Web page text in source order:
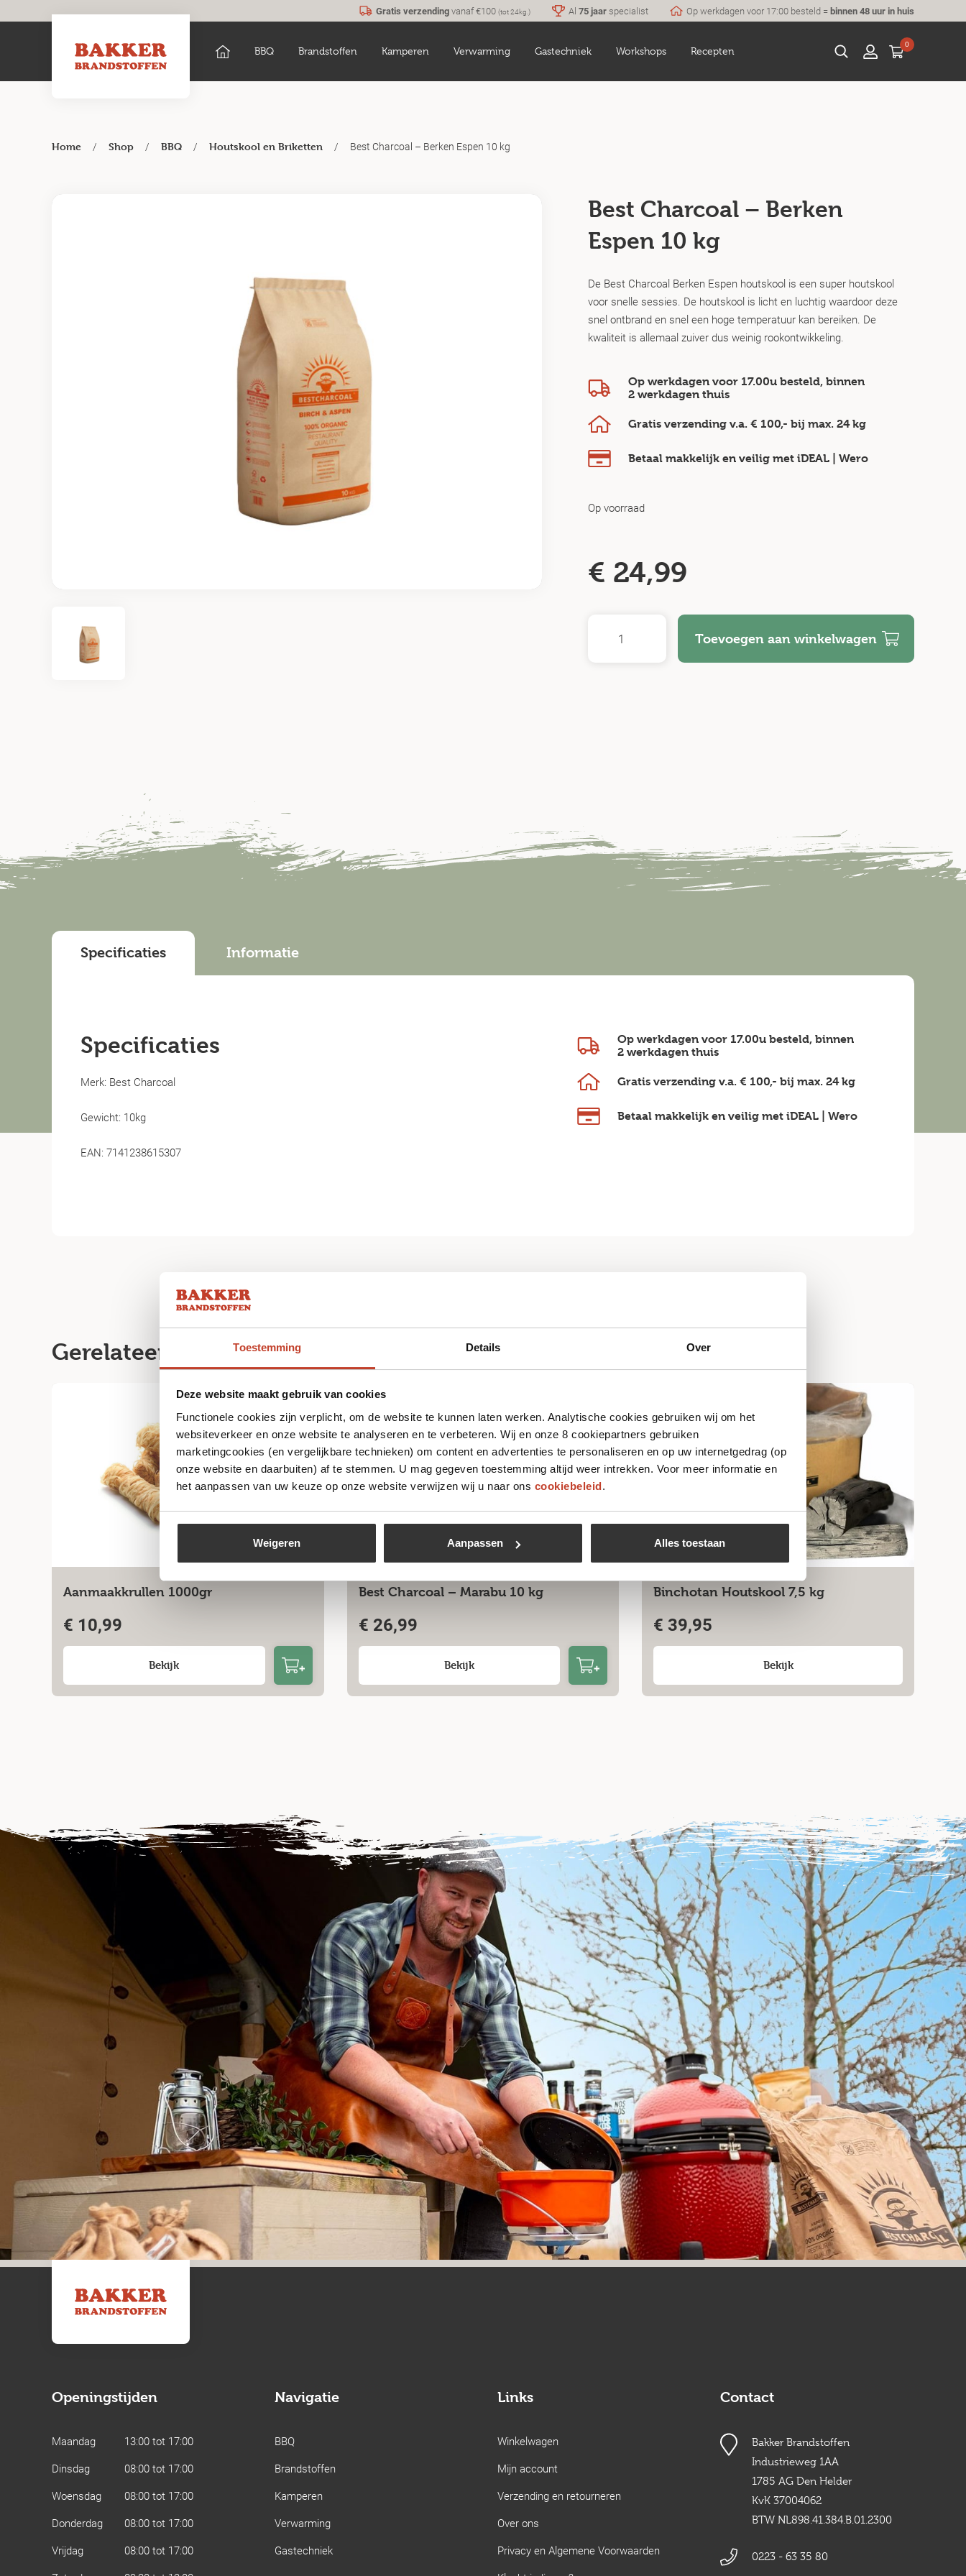
Toestemming Details Over
Deze website maakt gebruik van cookies
Functionele cookies zijn verplicht, om de website te kunnen laten werken. Analytische cookies gebruiken wij om het
websiteverkeer en onze website te analyseren en te verbeteren. Wij en onze 8 cookiepartners gebruiken
marketingcookies (en vergelijkbare technieken) om content en advertenties te personaliseren en op uw internetgedrag (op
onze website en daarbuiten) af te stemmen. U mag gegeven toestemming altijd weer intrekken. Voor meer informatie en
het aanpassen van uw keuze op onze website verwijzen wij u naar ons cookiebeleid.
Weigeren Aanpassen Alles toestaan
Gratis verzendingvanaf €100 (tot 24kg.) Al 75 jaarspecialist Op werkdagen voor 17:00 besteld =binnen 48 uur in huis
BBQ Brandstoffen Kamperen Verwarming Gastechniek Workshops Recepten
0
Home / Shop / BBQ / Houtskool en Briketten / Best Charcoal – Berken Espen 10 kg
Best Charcoal – Berken
Espen 10 kg
De Best Charcoal Berken Espen houtskool is een super houtskool
voor snelle sessies. De houtskool is licht en luchtig waardoor deze
snel ontbrand en snel een hoge temperatuur kan bereiken. De
kwaliteit is allemaal zuiver dus weinig rookontwikkeling.
Op werkdagen voor 17.00u besteld, binnen
2 werkdagenthuis
Gratis verzending v.a. € 100,- bij max. 24 kg
Betaal makkelijk en veilig met iDEAL | Wero
Op voorraad
€ 24,99
Toevoegen aan winkelwagen
Specificaties Informatie
Specificaties
Merk: Best Charcoal
Gewicht: 10kg
EAN: 7141238615307
Op werkdagen voor 17.00u besteld, binnen
2 werkdagen thuis
Gratis verzending v.a.€ 100,- bij max.24 kg
Betaal makkelijk en veiligmet iDEAL | Wero
Gerelateerde producten
Aanmaakkrullen 1000gr
€ 10,99
Bekijk
Best Charcoal – Marabu 10 kg
€ 26,99
Bekijk
Binchotan Houtskool 7,5 kg
€ 39,95
Bekijk
Openingstijden
Maandag
13:00 tot 17:00
Dinsdag
08:00 tot 17:00
Woensdag
08:00 tot 17:00
Donderdag
08:00 tot 17:00
Vrijdag
08:00 tot 17:00
Navigatie
BBQ
Brandstoffen
Kamperen
Verwarming
Gastechniek
Links
Winkelwagen
Mijn account
Verzending en retourneren
Over ons
Privacy en Algemene Voorwaarden
Contact
Bakker Brandstoffen
Industrieweg 1AA
1785 AG Den Helder
KvK 37004062
BTW NL898.41.384.B.01.2300
0223 - 63 35 80